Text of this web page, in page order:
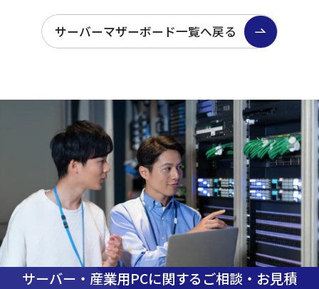
サーバーマザーボード一覧へ戻る
サーバー・産業用PCに関するご相談・お見積